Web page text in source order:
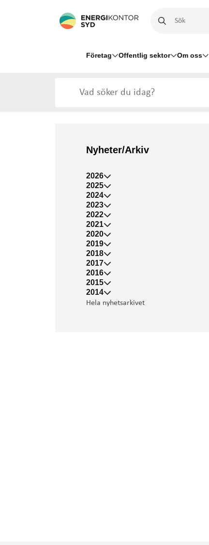
Företag Offentlig sektor Om oss
Nyheter/Arkiv
2026
2025
2024
2023
2022
2021
2020
2019
2018
2017
2016
2015
2014
Hela nyhetsarkivet